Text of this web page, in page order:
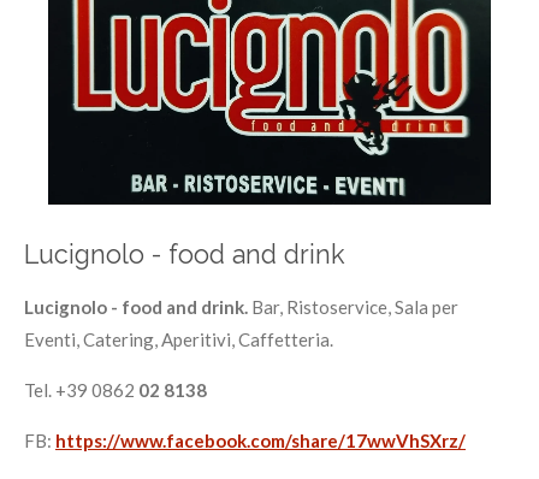
Lucignolo - food and drink
Lucignolo - food and drink. Bar, Ristoservice, Sala per
Eventi, Catering, Aperitivi, Caffetteria.
Tel. +39 0862 02 8138
FB: https://www.facebook.com/share/17wwVhSXrz/